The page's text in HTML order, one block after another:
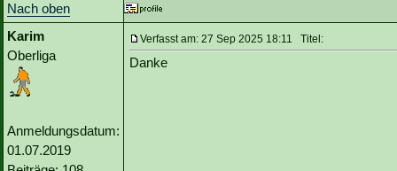
Nach oben
Karim
Oberliga
Anmeldungsdatum:
01.07.2019
Verfasst am: 27 Sep 2025 18:11 Titel:
Danke